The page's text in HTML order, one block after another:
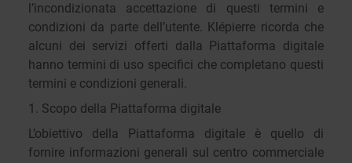
l’incondizionata accettazione di questi termini e
condizioni da parte dell’utente. Klépierre ricorda che
alcuni dei servizi offerti dalla Piattaforma digitale
hanno termini di uso specifici che completano questi
termini e condizioni generali.
1. Scopo della Piattaforma digitale
L’obiettivo della Piattaforma digitale è quello di
fornire informazioni generali sul centro commerciale